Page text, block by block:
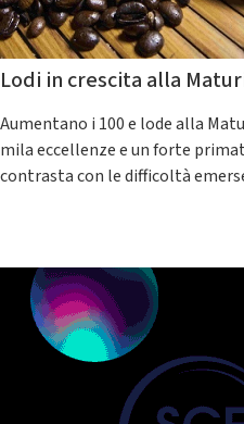
Lodi in crescita alla
Aumentano i 100 e lode alla
mila eccellenze e un forte
contrasta con le difficoltà